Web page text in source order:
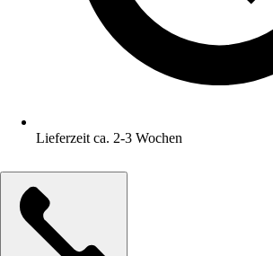
Lieferzeit ca. 2-3 Wochen